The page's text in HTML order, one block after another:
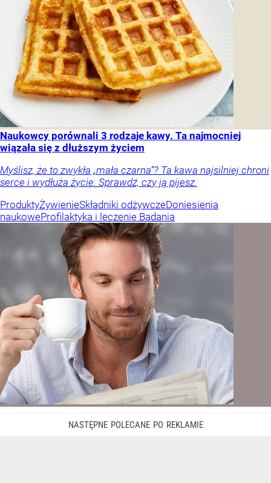
Naukowcy porównali 3 rodzaje kawy. Ta najmocniej
wiązała się z dłuższym życiem
Myślisz, że to zwykła „mała czarna”? Ta kawa najsilniej chroni
serce i wydłuża życie. Sprawdź, czy ją pijesz.
ProduktyŻywienieSkładniki odżywczeDoniesienia
naukoweProfilaktyka i leczenie Badania